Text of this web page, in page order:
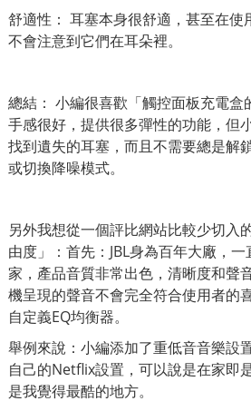
舒適性： 耳塞本身很舒適，甚至在使
不會注意到它們在耳朵裡。
總結： 小編很喜歡「觸控面板充電盒
手感很好，提供很多彈性的功能，但
找到遺失的耳塞，而且不需要總是解
或切換降噪模式。
另外我想從一個評比網站比較少切入
由度」：首先：JBL身為百年大廠，
家，產品音質非常出色，清晰度和聲
機呈現的聲音不會完全符合使用者的
自定義EQ均衡器。
舉例來說：小編添加了重低音音樂設
自己的Netflix設置，可以說是在家即
是我覺得最酷的地方。